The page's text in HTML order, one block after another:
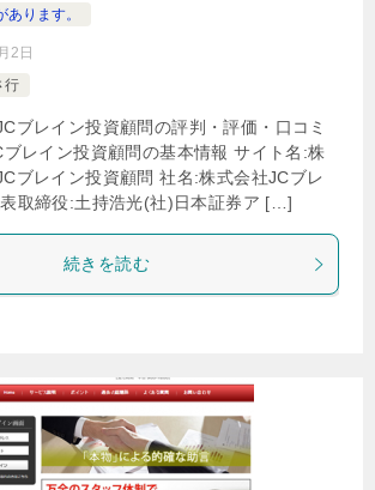
ります。
2日
行
ブレイン投資顧問の評判・評価・口コミ
レイン投資顧問の基本情報 サイト名:株
ブレイン投資顧問 社名:株式会社JCブレ
取締役:土持浩光(社)日本証券ア […]
続きを読む